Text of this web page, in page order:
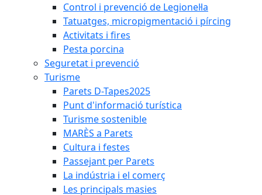
Control i prevenció de Legionel·la
Tatuatges, micropigmentació i pírcing
Activitats i fires
Pesta porcina
Seguretat i prevenció
Turisme
Parets D-Tapes2025
Punt d'informació turística
Turisme sostenible
MARÈS a Parets
Cultura i festes
Passejant per Parets
La indústria i el comerç
Les principals masies